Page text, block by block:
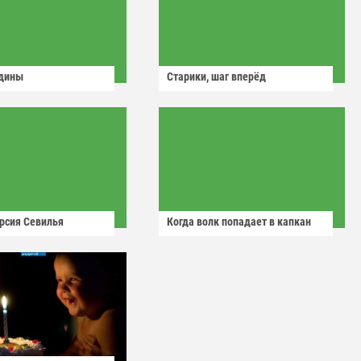
Старики, шаг вперёд
Севилья Когда волк попадает в капкан